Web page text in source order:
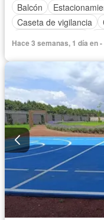
Balcón
Caseta de vigilancia
Hace 3 semanas, 1 día en